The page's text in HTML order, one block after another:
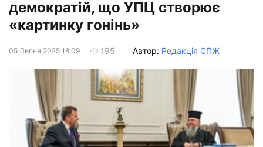
демократій, що УПЦ створює
«картинку гонінь»
05 Липня 2025 18:09 195 Автор: Редакція СПЖ